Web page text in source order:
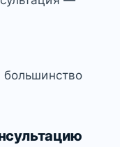
большинство